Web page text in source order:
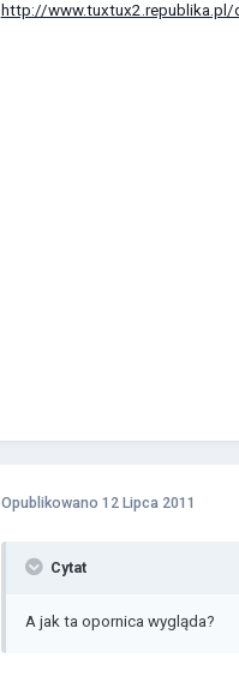
http://
Opublikowano 12 Lipca 2011
Cytat
A jak ta opornica wygląda?